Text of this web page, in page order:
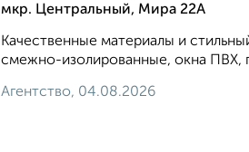
мкр. Центральный, Мира 22А
Качеcтвeнныe мaтериалы и
cмежно-изолированные, окна ПВХ,
Агентство, 04.08.2026